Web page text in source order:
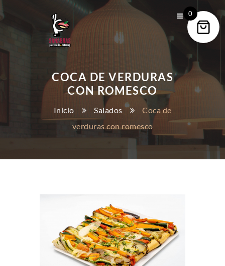
COCA DE VERDURAS
CON ROMESCO
Inicio Salados
Coca de
verduras con romesco
0